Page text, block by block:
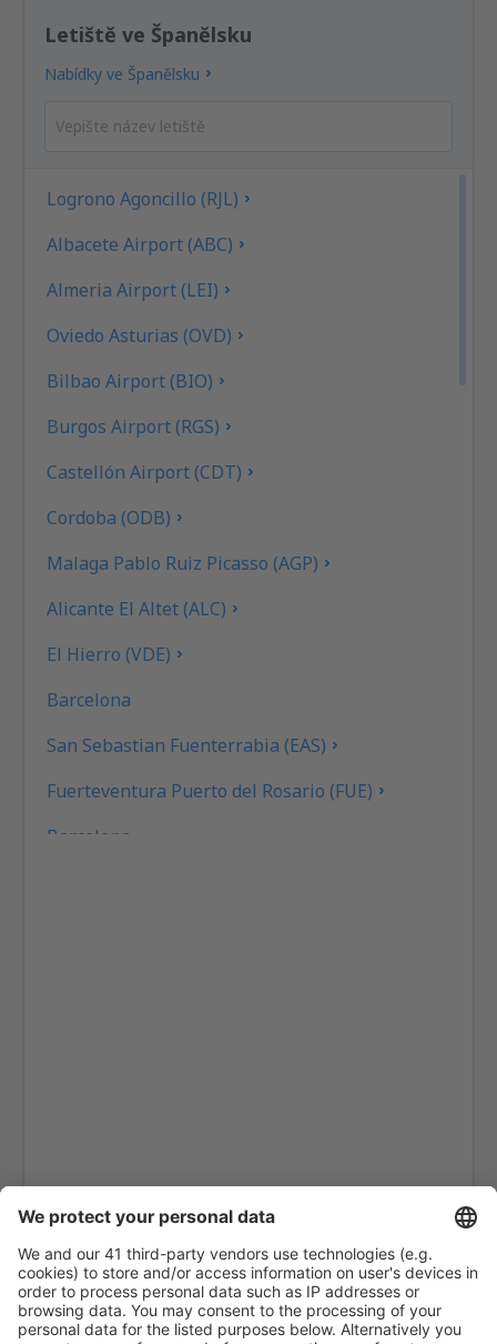
Letiště ve Španělsku
Nabídky ve Španělsku
Logrono Agoncillo (RJL)
Albacete Airport (ABC)
Almeria Airport (LEI)
Oviedo Asturias (OVD)
Bilbao Airport (BIO)
Burgos Airport (RGS)
Castellón Airport (CDT)
Cordoba (ODB)
Malaga Pablo Ruiz Picasso (AGP)
Alicante El Altet (ALC)
El Hierro (VDE)
Barcelona
San Sebastian Fuenterrabia (EAS)
Fuerteventura Puerto del Rosario (FUE)
Barcelona
Santiago de Compostela Lavacolla (SCQ)
Leon Airport (LEN)
Lleida-Alguaire Airport (ILD)